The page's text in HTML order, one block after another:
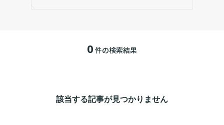
0 件の検索結果
該当する記事が見つかりません